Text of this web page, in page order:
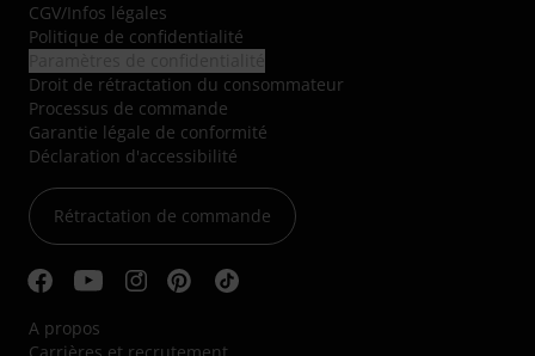
CGV/Infos légales
Politique de confidentialité
Droit de rétractation du consommateur
Processus de commande
Garantie légale de conformité
Déclaration d'accessibilité
Rétractation de commande
A propos